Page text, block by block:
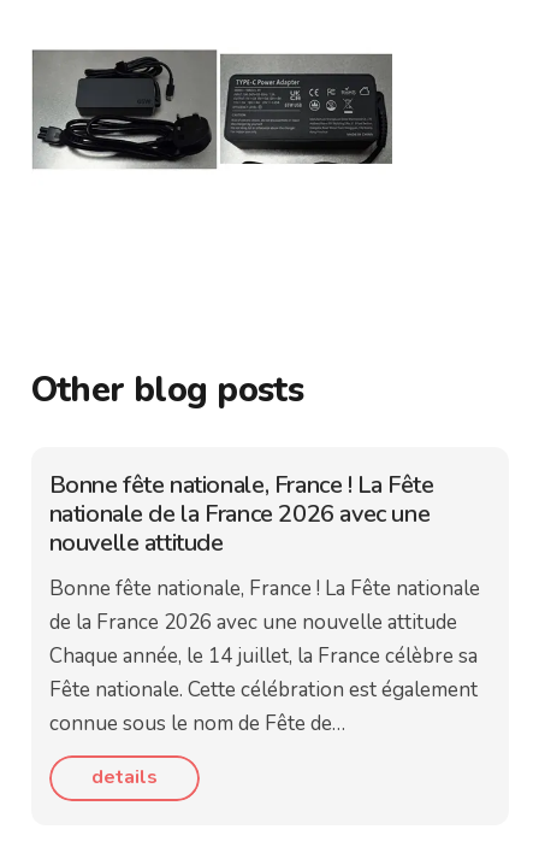
Other blog posts
Bonne fête nationale, France ! La Fête
nationale de la France 2026 avec une
nouvelle attitude
Bonne fête nationale, France ! La Fête nationale
de la France 2026 avec une nouvelle attitude
Chaque année, le 14 juillet, la France célèbre sa
Fête nationale. Cette célébration est également
connue sous le nom de Fête de…
details